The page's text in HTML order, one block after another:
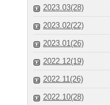
2023.03(28)
2023.02(22)
2023.01(26)
2022.12(19)
2022.11(26)
2022.10(28)